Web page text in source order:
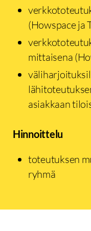
(Howspace ja
mittaisena
asiakkaan
Hinnoittelu
toteutuksen
ryhmä